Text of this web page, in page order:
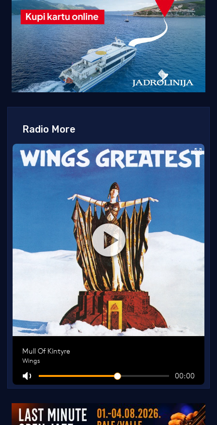
Radio More